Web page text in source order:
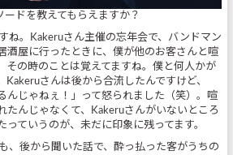
ドを教えてもらえますか？
ね。Kakeruさん主催の忘年会で、バンドマン
酒屋に行ったときに、僕が他のお客さんと喧
その時のことは覚えてますね。僕と何人かが
さんは後から合流したんですけど、
んじゃねぇ！」って怒られました（笑）。喧
たんじゃなくて、Kakeruさんがいないところ
っていうのが、未だに印象に残ってます。
、後から聞いた話で、酔っ払った客がうちの